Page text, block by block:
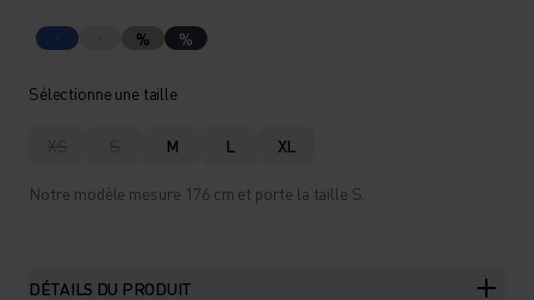
% %
Sélectionne une taille
XS S M L XL
Notre modèle mesure 176 cm et porte la taille S.
DÉTAILS DU PRODUIT